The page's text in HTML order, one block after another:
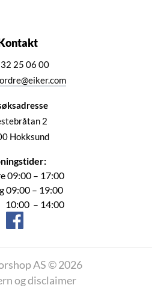
32 25 06 00
ordre@eiker.com
2
Hokksund
09:00 – 17:00
09:00 – 19:00
10:00 – 14:00
AS © 2026
og disclaimer